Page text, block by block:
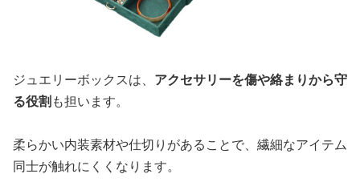
ジュエリーボックスは、 アクセサリーを傷や絡まりから守
る役割も担います。
柔らかい内装素材や仕切りがあることで、繊細なアイテム
同士が触れにくくなります。